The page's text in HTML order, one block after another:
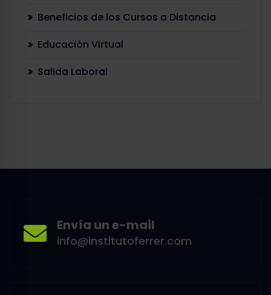
Beneficios de los Cursos a Distancia
Educación Virtual
Salida Laboral
Envía un e-mail
info@institutoferrer.com